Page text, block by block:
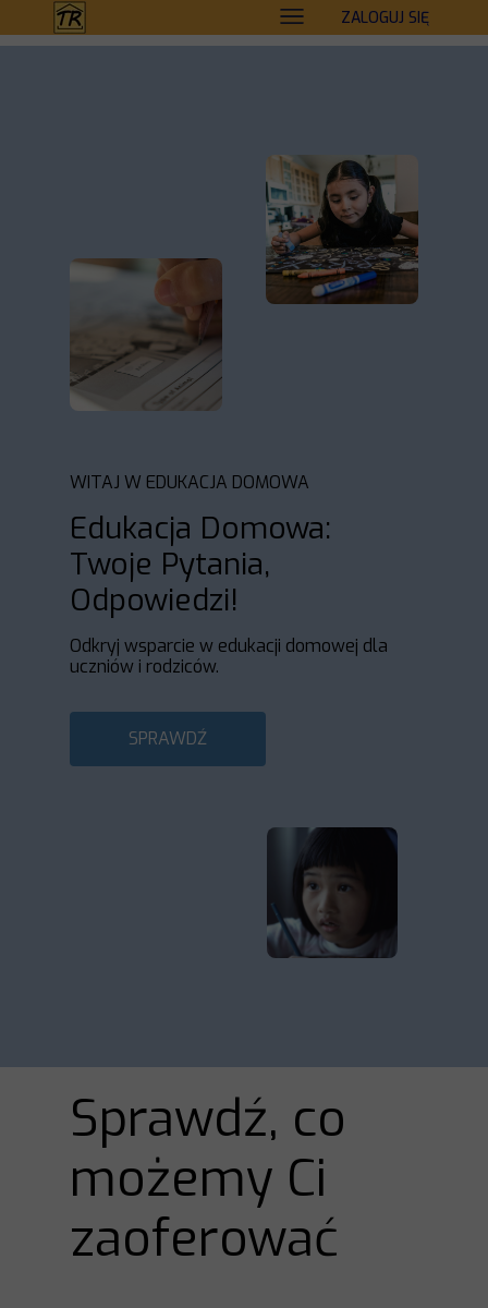
ZALOGUJ SIĘ
WITAJ W EDUKACJA DOMOWA
Edukacja Domowa:
Twoje Pytania,
Odpowiedzi!
Odkryj wsparcie w edukacji domowej dla
uczniów i rodziców.
SPRAWDŹ
Sprawdź, co
możemy Ci
zaoferować